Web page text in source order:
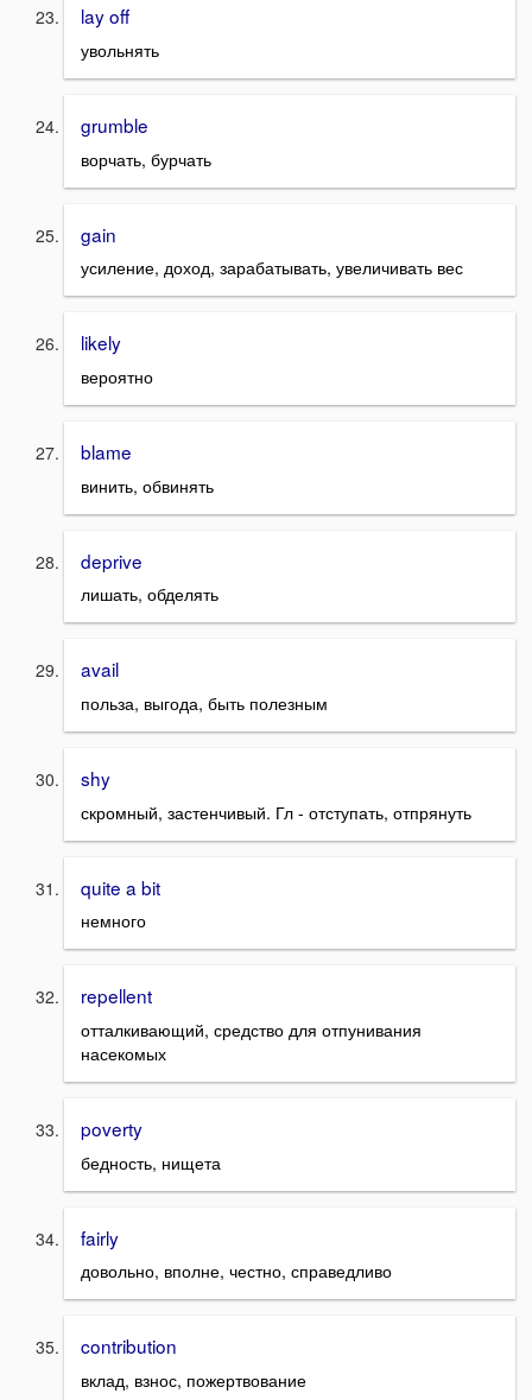
lay off
увольнять
grumble
ворчать, бурчать
gain
усиление, доход, зарабатывать, увеличивать вес
likely
вероятно
blame
винить, обвинять
deprive
лишать, обделять
avail
польза, выгода, быть полезным
shy
скромный, застенчивый. Гл - отступать, отпрянуть
quite a bit
немного
repellent
отталкивающий, средство для отпунивания
насекомых
poverty
бедность, нищета
fairly
довольно, вполне, честно, справедливо
contribution
вклад, взнос, пожертвование